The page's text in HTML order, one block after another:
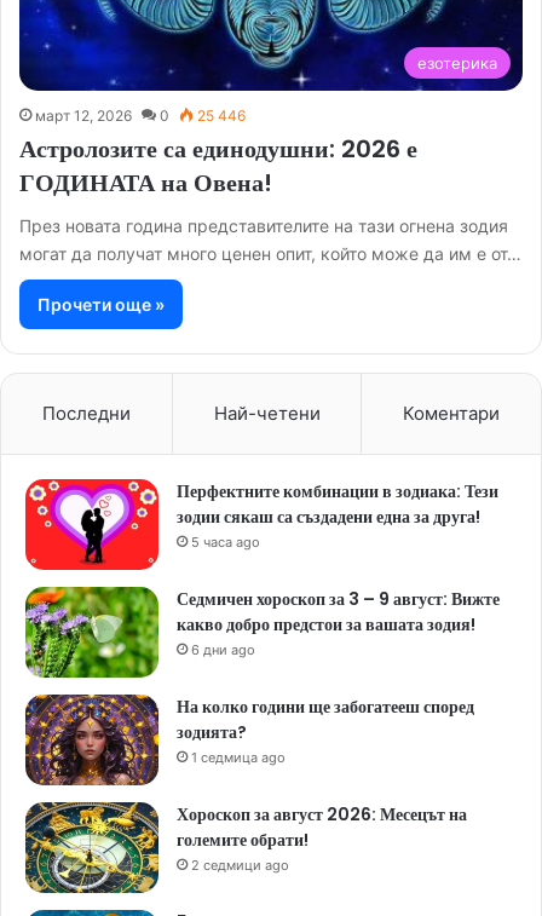
езотерика
март 12, 2026 0 25 446
Астролозите са единодушни: 2026 е
ГОДИНАТА на Овена!
През новата година представителите на тази огнена зодия
могат да получат много ценен опит, който може да им е от…
Прочети още »
Последни Най-четени Коментари
Перфектните комбинации в зодиака: Тези
зодии сякаш са създадени една за друга!
5 часа ago
Седмичен хороскоп за 3 – 9 август: Вижте
какво добро предстои за вашата зодия!
6 дни ago
На колко години ще забогатееш според
зодията?
1 седмица ago
Хороскоп за август 2026: Месецът на
големите обрати!
2 седмици ago